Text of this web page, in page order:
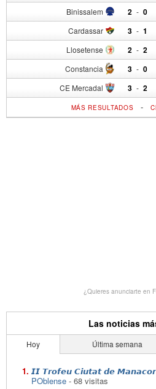
Binissalem 2 - 0
Cardassar 3 - 1
Llosetense 2 - 2
Constancia 3 - 0
CE Mercadal 3 - 2
MÁS RESULTADOS -
¿Quieres anunciarte en
Las noticias
Hoy Última semana
𝙄𝙄 𝙏𝙧𝙤𝙛𝙚𝙪 𝘾𝙞𝙪𝙩𝙖𝙩 𝙙𝙚
POblense - 68 visitas